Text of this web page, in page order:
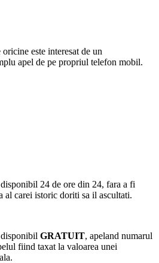
este interesat de un
apel de pe propriul telefon mobil.
24 de ore din 24, fara a fi
al carei istoric doriti sa il ascultati.
GRATUIT, apeland numarul
fiind taxat la valoarea unei